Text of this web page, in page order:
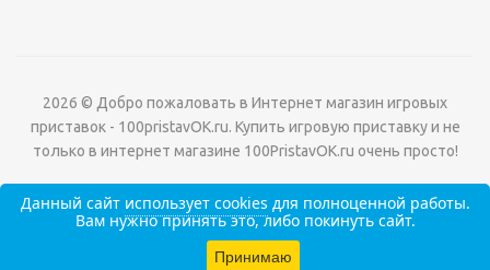
2026 © Добро пожаловать в Интернет магазин игровых
приставок - 100pristavOK.ru. Купить игровую приставку и не
только в интернет магазине 100PristavOK.ru очень просто!
Данный сайт использует cookies для полноценной работы.
Вам нужно принять это, либо покинуть сайт.
Принимаю